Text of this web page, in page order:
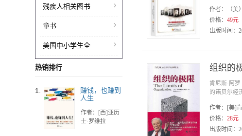
残疾人相关图书
童书
美国中小学生全
热销排行
1.
赚钱，也赚到
人生
作者：[西]亚历
士·罗维拉
作者：（美
价格： 49元
出版时间：
组织的
肯尼斯·阿
的诺贝尔经
作者：[美]
价格： 28元
出版时间：